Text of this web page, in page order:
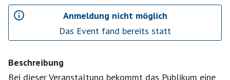
Anmeldung nicht möglich
Das Event fand bereits statt
Beschreibung
Bei dieser Veranstaltung bekommt das Publikum eine